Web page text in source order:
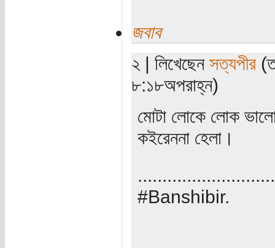
জবাব
২ | লিখেছেন সত্যপীর
৮:১৮অপরাহ্ন)
মোটা লোকে লোক
কইরেননা হেলা।
#Banshibir.